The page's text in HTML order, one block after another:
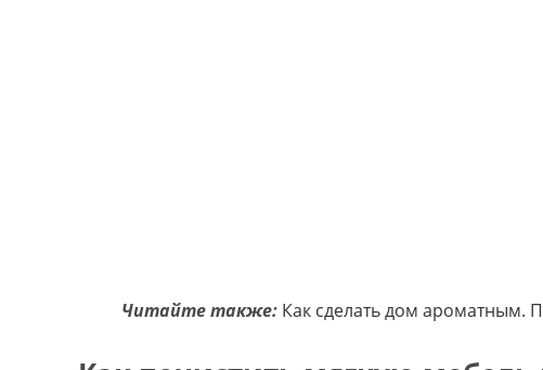
Читайте также: Как сделать дом ароматным.